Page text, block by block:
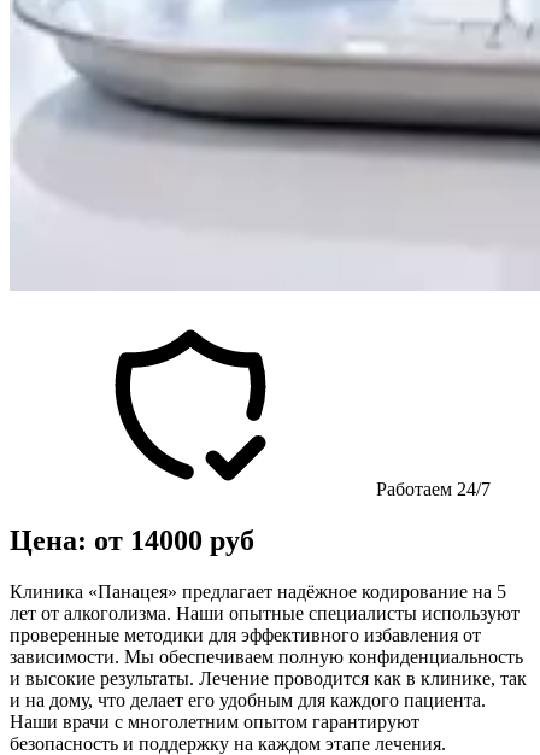
Работаем 24/7
Цена: от 14000 руб
Клиника «Панацея» предлагает надёжное кодирование на 5
лет от алкоголизма. Наши опытные специалисты используют
проверенные методики для эффективного избавления от
зависимости. Мы обеспечиваем полную конфиденциальность
и высокие результаты. Лечение проводится как в клинике, так
и на дому, что делает его удобным для каждого пациента.
Наши врачи с многолетним опытом гарантируют
безопасность и поддержку на каждом этапе лечения.